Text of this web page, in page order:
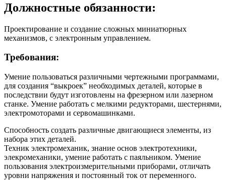
Должностные обязанности:
Проектирование и создание сложных миниатюрных
механизмов, с электронным управлением.
Требования:
Умение пользоваться различными чертежными программами,
для создания “выкроек” необходимых деталей, которые в
последствии будут изготовлены на фрезерном или лазерном
станке. Умение работать с мелкими редукторами, шестернями,
электромоторами и сервомашинками.
Способность создать различные двигающиеся элементы, из
набора этих деталей.
Техник электромеханик, знание основ электротехники,
элекромеханики, умение работать с паяльником. Умение
пользования электроизмерительными приборами, отличать
уровни напряжения и постоянный ток от переменного.